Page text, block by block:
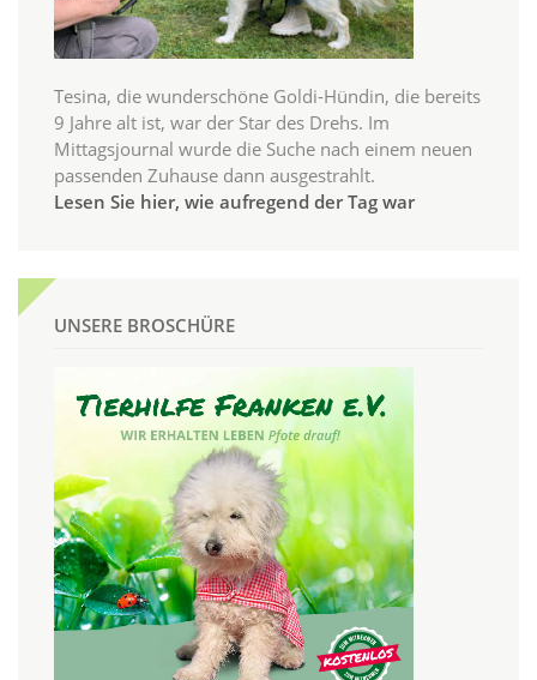
Tesina, die wunderschöne Goldi-Hündin, die bereits
9 Jahre alt ist, war der Star des Drehs. Im
Mittagsjournal wurde die Suche nach einem neuen
passenden Zuhause dann ausgestrahlt.
Lesen Sie hier, wie aufregend der Tag war
UNSERE BROSCHÜRE